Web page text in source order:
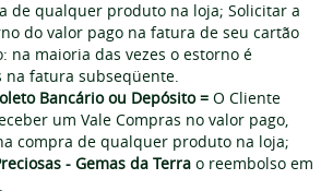
de qualquer produto na loja; Solicitar a
do valor pago na fatura de seu cartão
na maioria das vezes o estorno é
na fatura subseqüente.
Bancário ou Depósito = O Cliente
um Vale Compras no valor pago,
compra de qualquer produto na loja;
- Gemas da Terra o reembolso em